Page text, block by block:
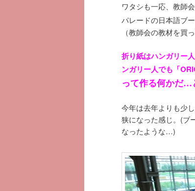
ワタシも一応、教師
パレードの日本語ブ
（教師会の教材を買
折り紙はハンガリー
ンガリー人でも「
って作る何かだ…
今年は去年よりも少
狭になった感じ。(ブ
なったような…)